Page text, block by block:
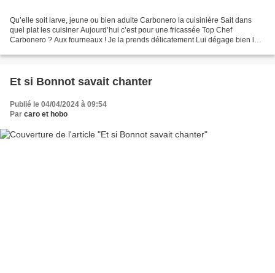
Qu’elle soit larve, jeune ou bien adulte Carbonero la cuisinière Sait dans
quel plat les cuisiner Aujourd’hui c’est pour une fricassée Top Chef
Carbonero ? Aux fourneaux ! Je la prends délicatement Lui dégage bien les
Et si Bonnot savait chanter
Publié le 04/04/2024 à 09:54
Par caro et hobo